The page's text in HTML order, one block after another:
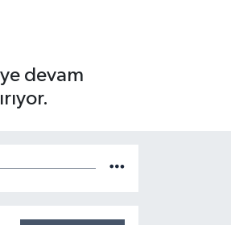
devam